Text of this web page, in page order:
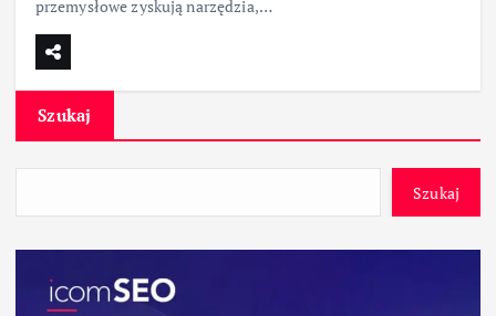
przemysłowe zyskują narzędzia,…
Szukaj
Szukaj